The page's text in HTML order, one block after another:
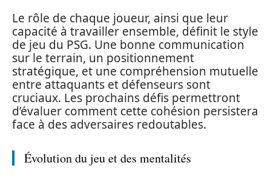
Le rôle de chaque joueur, ainsi que leur
capacité à travailler ensemble, définit le style
de jeu du PSG. Une bonne communication
sur le terrain, un positionnement
stratégique, et une compréhension mutuelle
entre attaquants et défenseurs sont
cruciaux. Les prochains défis permettront
d’évaluer comment cette cohésion persistera
face à des adversaires redoutables.
Évolution du jeu et des mentalités